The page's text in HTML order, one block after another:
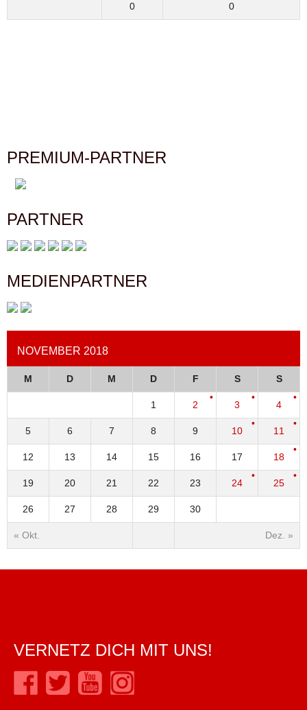
0 0
PREMIUM-PARTNER
PARTNER
MEDIENPARTNER
NOVEMBER 2018
M D M D F S S
« Okt. Dez. »
1 2 3 4
5 6 7 8 9 10 11
12 13 14 15 16 17 18
19 20 21 22 23 24 25
26 27 28 29 30
VERNETZ DICH MIT UNS!